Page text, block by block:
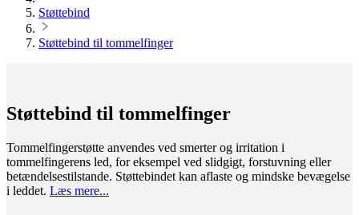
Støttebind
Støttebind til tommelfinger
Støttebind til tommelfinger
Tommelfingerstøtte anvendes ved smerter og irritation i
tommelfingerens led, for eksempel ved slidgigt, forstuvning eller
betændelsestilstande. Støttebindet kan aflaste og mindske bevægelse
i leddet. Læs mere...